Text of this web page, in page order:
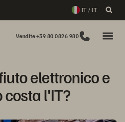
IT / IT
Vendite +39 80 0826 980
elettronico e
l'IT?